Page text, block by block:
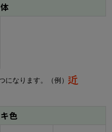
なります。（例）
色